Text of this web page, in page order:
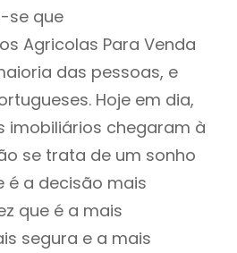
se que
Agricolas Para Venda
das pessoas, e
Hoje em dia,
imobiliários chegaram à
se trata de um sonho
é a decisão mais
que é a mais
segura e a mais